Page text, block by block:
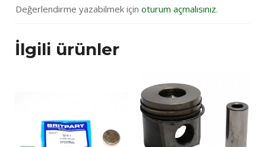
Değerlendirme yazabilmek için oturum açmalısınız.
İlgili ürünler